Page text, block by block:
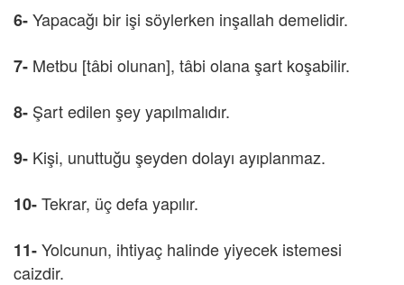
6-Yapacağı bir işi söylerken inşallah demelidir.
7- Metbu [tâbi olunan], tâbi olana şart koşabilir.
8- Şart edilen şey yapılmalıdır.
9- Kişi, unuttuğu şeyden dolayı ayıplanmaz.
10-Tekrar, üç defa yapılır.
11-Yolcunun, ihtiyaç halinde yiyecek istemesi
caizdir.